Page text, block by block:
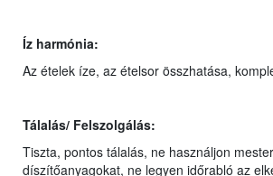
Íz harmónia:
Az ételek íze, az ételsor összhatása,
Tálalás/ Felszolgálás:
Tiszta, pontos tálalás, ne használjon
díszítőanyagokat, ne legyen időrabló az